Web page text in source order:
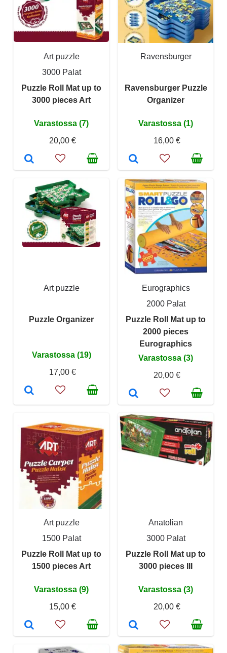
Art puzzle
3000 Palat
Puzzle Roll Mat up to
3000 pieces Art
Varastossa (7)
20,00 €
Ravensburger
Ravensburger Puzzle
Organizer
Varastossa (1)
16,00 €
Art puzzle
Puzzle Organizer
Varastossa (19)
17,00 €
Eurographics
2000 Palat
Puzzle Roll Mat up to
2000 pieces
Eurographics
Varastossa (3)
20,00 €
Art puzzle
1500 Palat
Puzzle Roll Mat up to
1500 pieces Art
Varastossa (9)
15,00 €
Anatolian
3000 Palat
Puzzle Roll Mat up to
3000 pieces III
Varastossa (3)
20,00 €